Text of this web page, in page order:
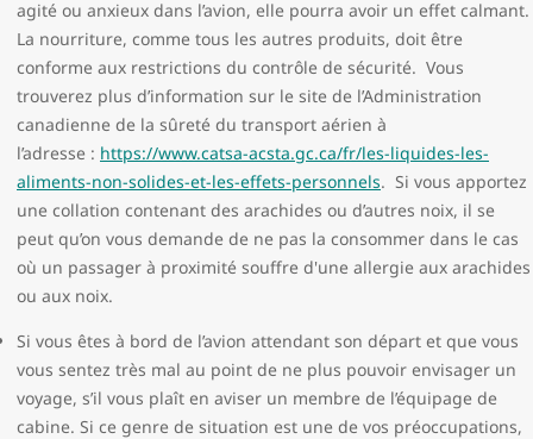
agité ou anxieux dans l’avion, elle pourra avoir un effet calmant.
La nourriture, comme tous les autres produits, doit être
conforme aux restrictions du contrôle de sécurité. Vous
trouverez plus d’information sur le site de l’Administration
canadienne de la sûreté du transport aérien à
l’adresse : https://www.catsa-acsta.gc.ca/fr/les-liquides-les-
aliments-non-solides-et-les-effets-personnels. Si vous apportez
une collation contenant des arachides ou d’autres noix, il se
peut qu’on vous demande de ne pas la consommer dans le cas
où un passager à proximité souffre d'une allergie aux arachides
ou aux noix.
Si vous êtes à bord de l’avion attendant son départ et que vous
vous sentez très mal au point de ne plus pouvoir envisager un
voyage, s’il vous plaît en aviser un membre de l’équipage de
cabine. Si ce genre de situation est une de vos préoccupations,